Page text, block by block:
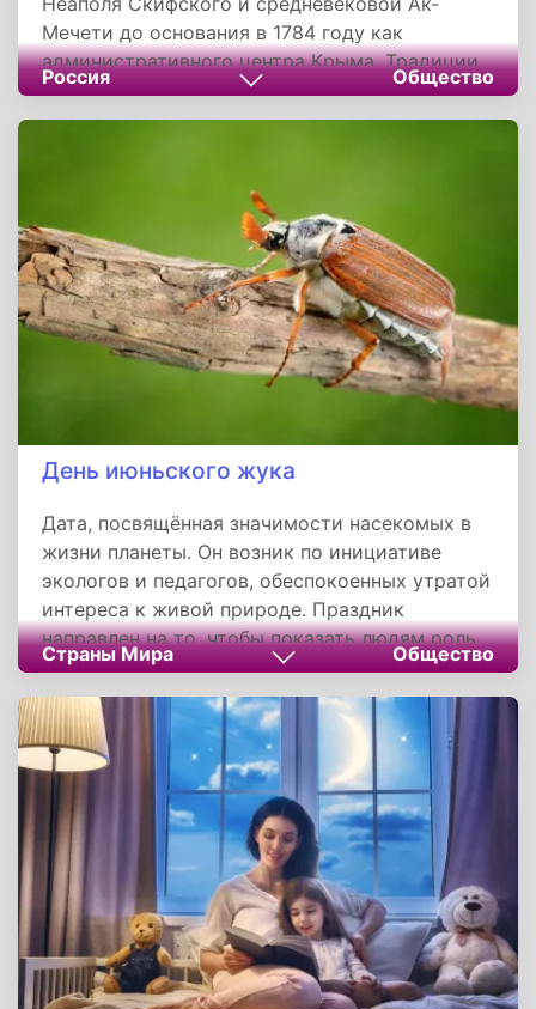
Мечети до основания в 1784 году как
административного центра Крыма. Традиции,
включающие фестивали красок, исторические
квесты и литературные чтения, подчёркивают
украинская и крымскотатарская культуры.
Праздник, лишённый салютов из-за режима
безопасности, сохраняет главное — гордость
жителей за свой "город пользы".
Россия Общество
День июньского жука
Дата, посвящённая значимости насекомых в
жизни планеты. Он возник по инициативе
экологов и педагогов, обеспокоенных утратой
интереса к живой природе. Праздник
направлен на то, чтобы показать людям роль
таких простых созданий, как жуки, в
поддержании экологического равновесия.
Напоминая о тесной связи человека с
окружающей средой, этот день служит
поводом задуматься о сохранении природы и
воспитании экологической культуры.
Страны Мира Общество